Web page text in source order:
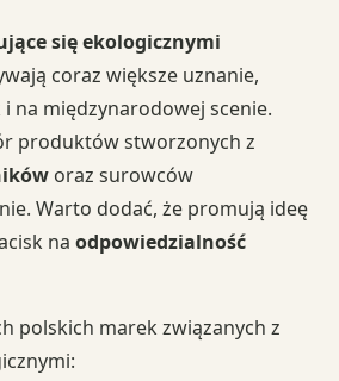
się ekologicznymi
coraz większe uznanie,
na międzynarodowej scenie.
produktów stworzonych z
oraz surowców
Warto dodać, że promują ideę
na odpowiedzialność
polskich marek związanych z